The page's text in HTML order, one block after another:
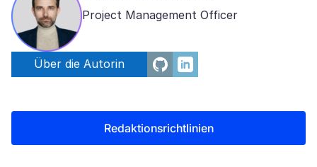
Project Management Officer
Über die Autorin
Redaktionsrichtlinien